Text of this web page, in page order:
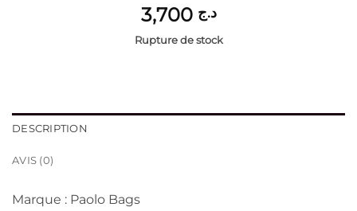
د.ج 3,700
Rupture de stock
DESCRIPTION
AVIS (0)
Marque : Paolo Bags